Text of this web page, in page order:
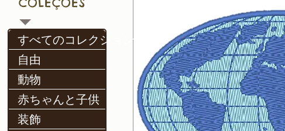
すべてのコレクション
自由
動物
赤ちゃんと子供
装飾